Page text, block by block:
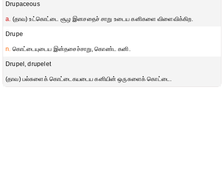
Drupaceous
a. (தாவ) உட்கொட்டை சூழ இனசதைச் சாறு உடைய கனிகளை விளைவிக்கிற.
Drupe
n. கொட்டையுடைய இன்தசைச்சாறு, கொண்ட கனி.
Drupel, drupelet
(தாவ) பல்சுளைக் கொட்டைகயடைய கனியின் ஒருசுளைக் கொட்டை.